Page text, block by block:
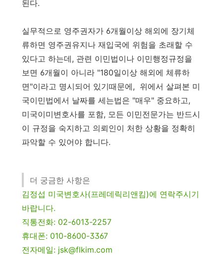
된다.
실무적으로 영주권자가 6개월이상 해외에 장기체
류하면 영주권유지나 재입국에 위험을 초래할 수
있다고 하는데, 관련 이민법이나 이민행정규정을
보면 6개월이 아니라 "180일이상 해외에 체류하
면"이라고 명시되어 있기때문에, 위에서 살펴본 미
국이민법에서 날짜를 세는법은 "매우" 중요하고,
미국이미변호사를 포함, 모든 이민전문가는 반드시
이 규정을 숙지하고 의뢰인이 처한 상황을 정확히
파악할 수 있어야 합니다.
더 궁금한 사항은
김정섭 미국변호사(프레데릭리앤킴)에 연락주시기
바랍니다.
직통전화: 02-6013-2257
휴대폰: 010-8600-3367
전자메일: jsk@flkim.com